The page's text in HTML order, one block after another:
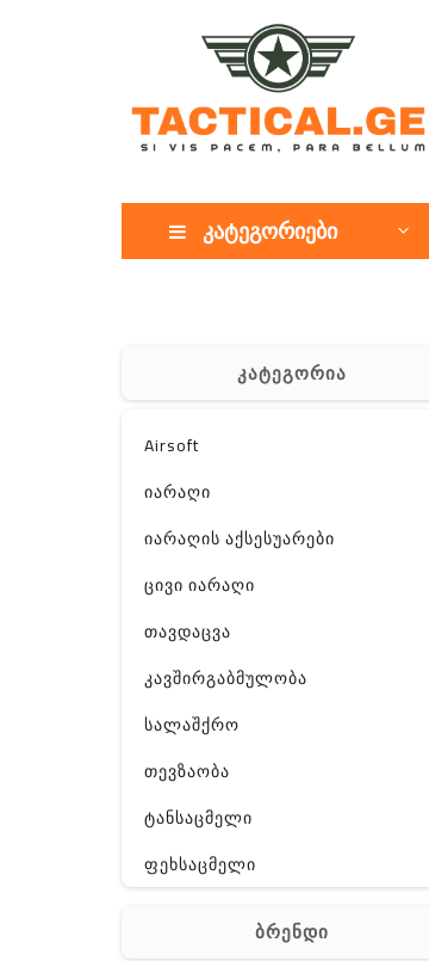
კატეგორიები
კატეგორია
Airsoft
იარაღი
იარაღის აქსესუარები
ცივი იარაღი
თავდაცვა
კავშირგაბმულობა
სალაშქრო
თევზაობა
ტანსაცმელი
ფეხსაცმელი
ბრენდი